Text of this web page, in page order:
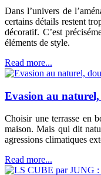
Dans l’univers de
certains détails restent
décoratif. C’est
éléments de style.
Read more...
Evasion au naturel,
Choisir une terrasse en
maison. Mais qui dit
agressions climatiques
Read more...